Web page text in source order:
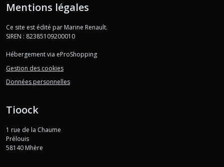
Mentions légales
Ce site est édité par Marine Renault.
SIREN : 82385109200010
Hébergement via eProShopping
Gestion des cookies
Données personnelles
Tioock
1 rue de la Chaume
Prélouis
58140 Mhère